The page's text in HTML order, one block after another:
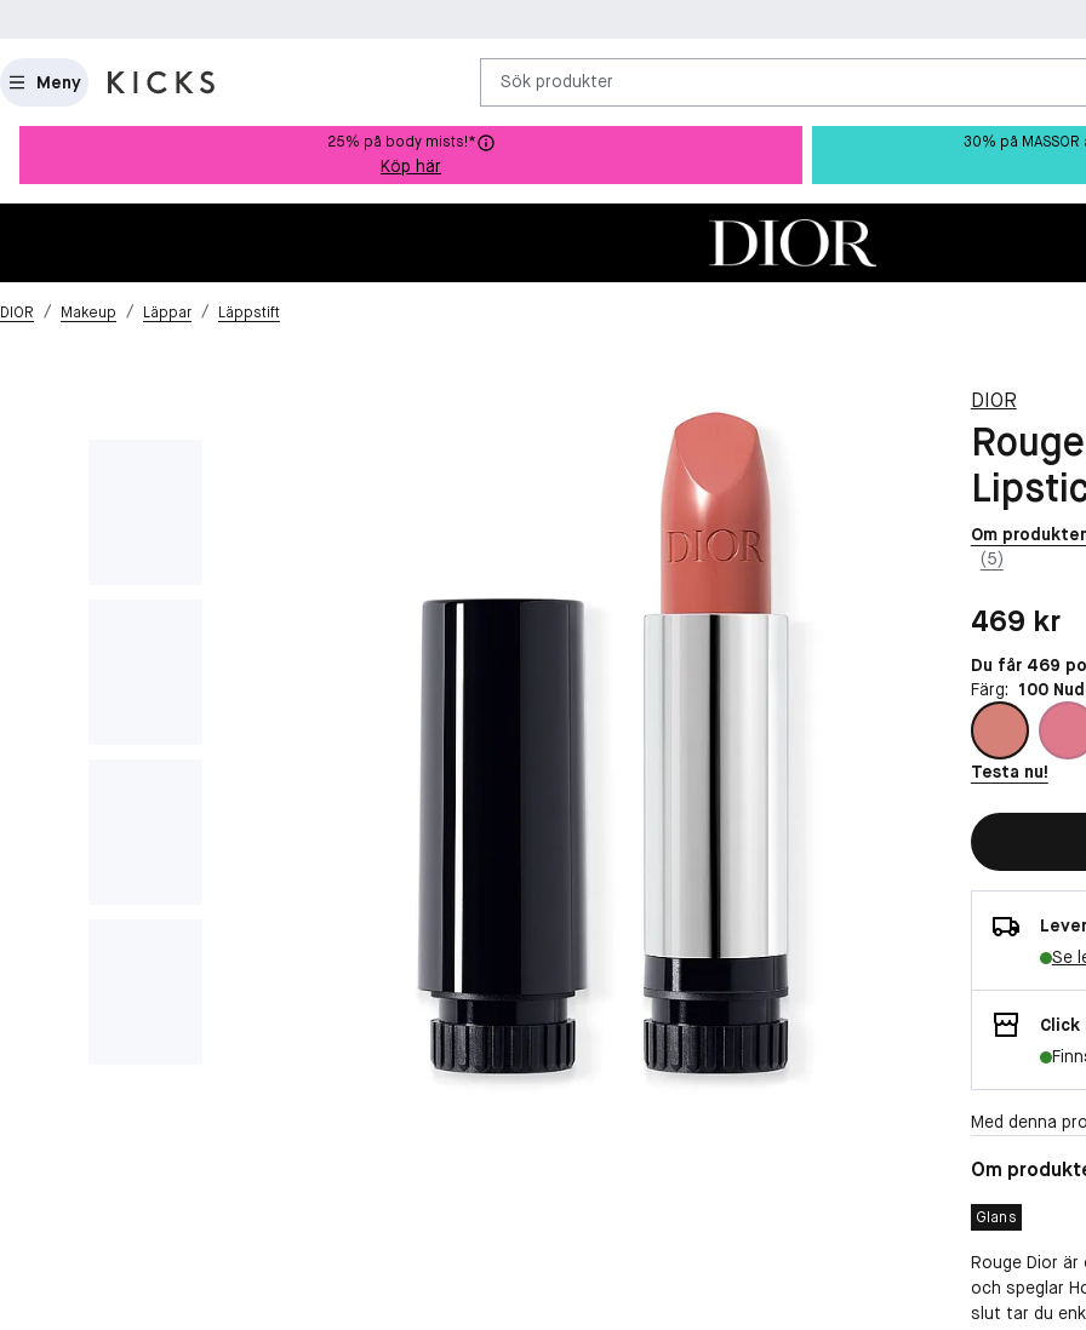
Meny Sök produkter
25% på body mists!*
Köp här
30% på
DIOR / Makeup / Läppar / Läppstift
DIOR
Om
(5)
Färg: 100
Testa nu!
Pris: 469 kr
469 kr
Du får 469
Se
Med denna
Om
Glans
Rouge Dior
och speglar
slut tar du